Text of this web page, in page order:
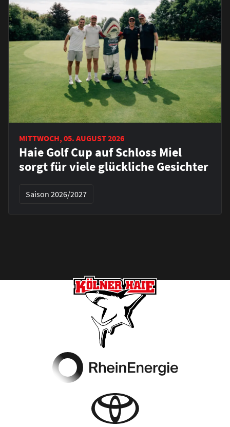
MITTWOCH, 05. AUGUST 2026
Haie Golf Cup auf Schloss Miel
sorgt für viele glückliche Gesichter
Saison 2026/2027